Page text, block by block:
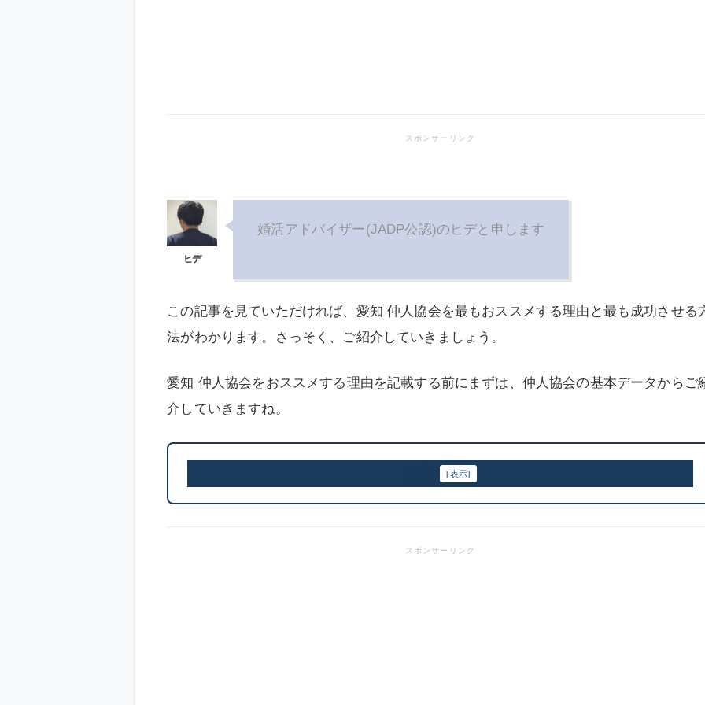
婚活アドバイザー(JADP公認)のヒデと申します
この記事を見ていただければ、愛知 仲人協会を最もおススメする理由と最も成功させる
法がわかります。さっそく、ご紹介していきましょう。
愛知 仲人協会をおススメする理由を記載する前にまずは、仲人協会の基本データからご
介していきますね。
[表示]